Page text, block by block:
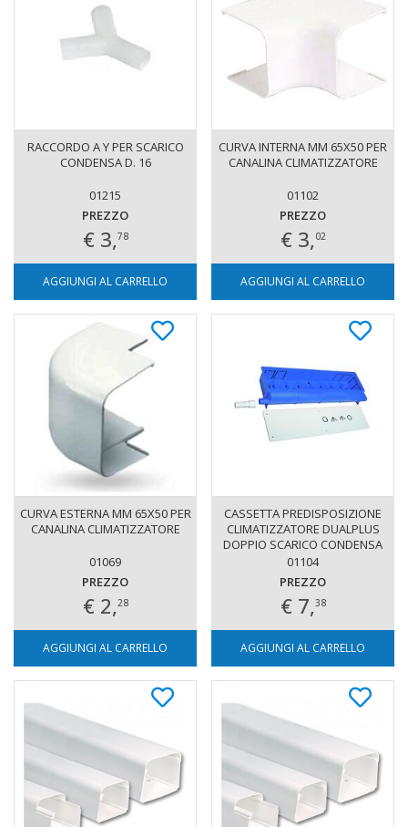
RACCORDO A Y PER SCARICO
CONDENSA D. 16
01215
PREZZO
€ 3,78
AGGIUNGI AL CARRELLO
CURVA INTERNA MM 65X50 PER
CANALINA CLIMATIZZATORE
01102
PREZZO
€ 3,02
AGGIUNGI AL CARRELLO
CURVA ESTERNA MM 65X50 PER
CANALINA CLIMATIZZATORE
01069
PREZZO
€ 2,28
AGGIUNGI AL CARRELLO
CASSETTA PREDISPOSIZIONE
CLIMATIZZATORE DUALPLUS
DOPPIO SCARICO CONDENSA
01104
PREZZO
€ 7,38
AGGIUNGI AL CARRELLO